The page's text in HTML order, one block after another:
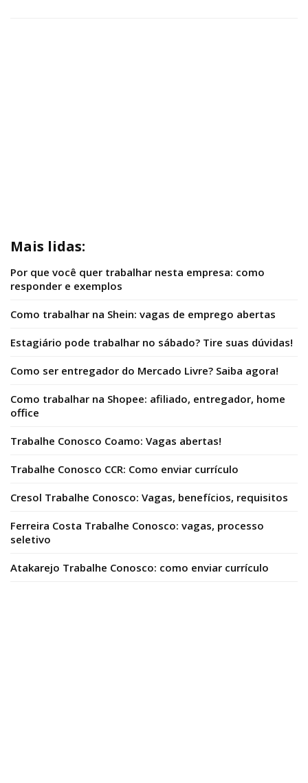
Mais lidas:
Por que você quer trabalhar nesta empresa: como
responder e exemplos
Como trabalhar na Shein: vagas de emprego abertas
Estagiário pode trabalhar no sábado? Tire suas dúvidas!
Como ser entregador do Mercado Livre? Saiba agora!
Como trabalhar na Shopee: afiliado, entregador, home
office
Trabalhe Conosco Coamo: Vagas abertas!
Trabalhe Conosco CCR: Como enviar currículo
Cresol Trabalhe Conosco: Vagas, benefícios, requisitos
Ferreira Costa Trabalhe Conosco: vagas, processo
seletivo
Atakarejo Trabalhe Conosco: como enviar currículo